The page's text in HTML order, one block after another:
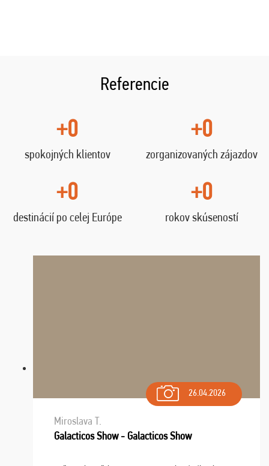
Referencie
+0
spokojných klientov
+0
zorganizovaných zájazdov
+0
destinácií po celej Európe
+0
rokov skúseností
26.04.2026
Miroslava T.
Galacticos Show - Galacticos Show